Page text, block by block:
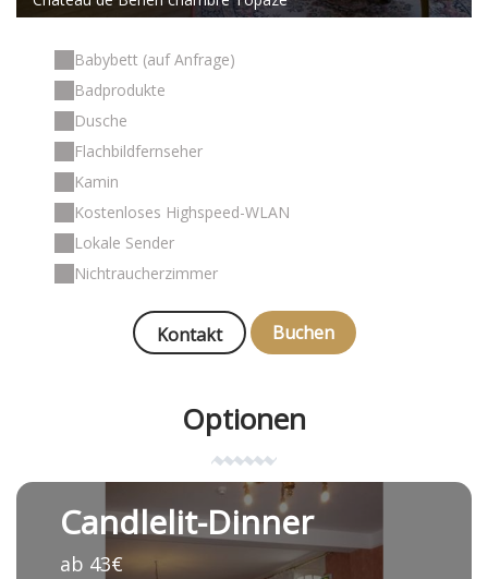
Babybett (auf Anfrage)
Badprodukte
Dusche
Flachbildfernseher
Kamin
Kostenloses Highspeed-WLAN
Lokale Sender
Nichtraucherzimmer
Kontakt Buchen
Optionen
Candlelit-Dinner
ab 43€